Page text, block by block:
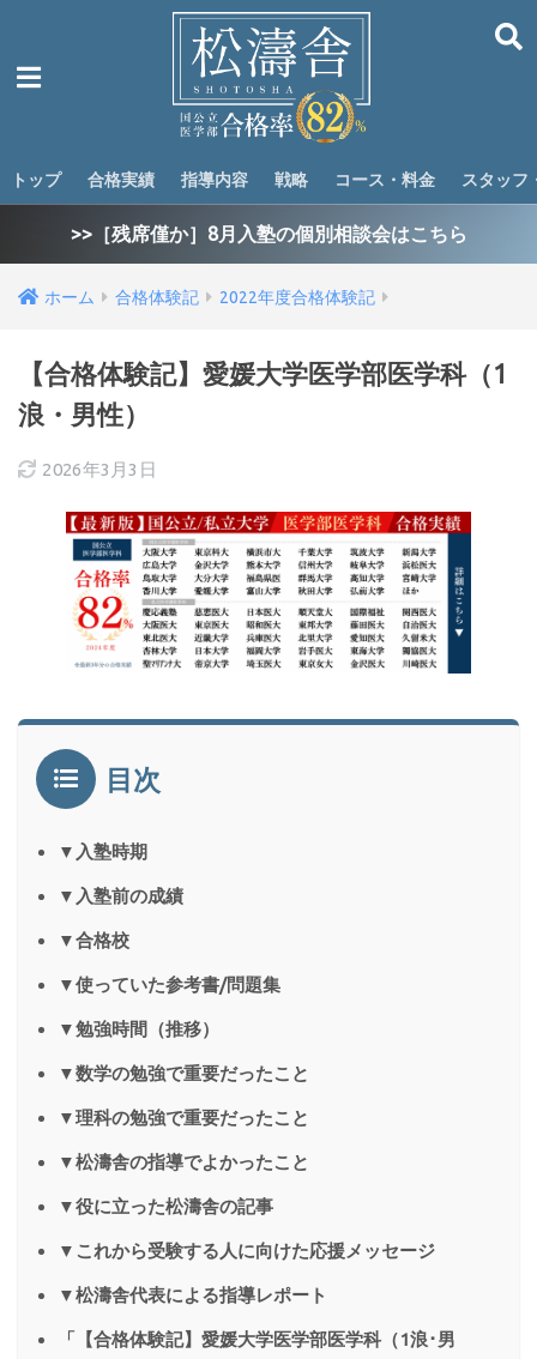
トップ 合格実績 指導内容 戦略 コース・料金 スタッフ
>>［残席僅か］8月入塾の個別相談会はこちら
ホーム 合格体験記 2022年度合格体験記
【合格体験記】愛媛大学医学部医学科（1
浪・男性）
2026年3月3日
目次
▼入塾時期
▼入塾前の成績
▼合格校
▼使っていた参考書/問題集
▼勉強時間（推移）
▼数学の勉強で重要だったこと
▼理科の勉強で重要だったこと
▼松濤舎の指導でよかったこと
▼役に立った松濤舎の記事
▼これから受験する人に向けた応援メッセージ
▼松濤舎代表による指導レポート
「【合格体験記】愛媛大学医学部医学科（1浪･男